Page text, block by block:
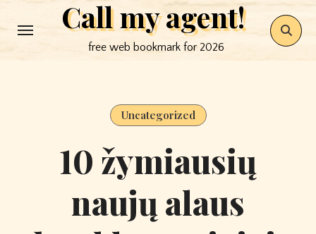
to
Call my agent!
free web bookmark for 2026
Uncategorized
10 žymiausių
naujų alaus